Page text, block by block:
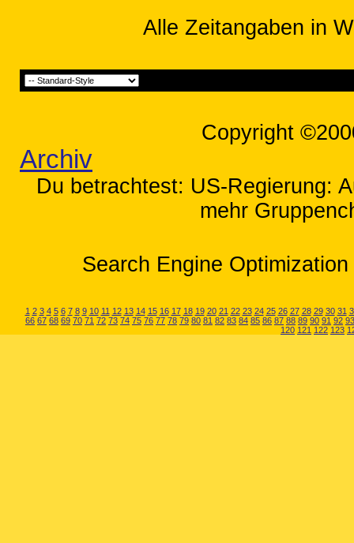
Alle Zeitangaben in
Copyright
Archiv
Du betrachtest: US-Regierung:
mehr
Search Engine
1 2 3 4 5 6 7 8 9 10 11 12 13 14 15 16 17 18 19 20 21 22 23 24 25 26 27 28 29 30 31
66 67 68 69 70 71 72 73 74 75 76 77 78 79 80 81 82 83 84 85 86 87 88 89 90 91 92 93
120 121 122 123